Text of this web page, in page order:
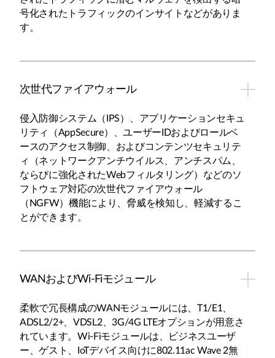
号化されたトラフィックのインサイトなどがありま
す。
次世代ファイアウォール
侵入防御システム（IPS）、アプリケーションセキュ
リティ（AppSecure）、ユーザーIDおよびロールベ
ースのアクセス制御、およびコンテンツセキュリテ
ィ（ネットワークアンチウイルス、アンチスパム、
ならびに強化されたWebフィルタリング）などのソ
フトウェア対応の次世代ファイアウォール
（NGFW）機能により、脅威を検知し、軽減するこ
とができます。
WANおよびWi-Fiモジュール
柔軟で冗長構成のWANモジュールには、T1/E1、
ADSL2/2+、VDSL2、3G/4G LTEオプションが用意さ
れています。Wi-Fiモジュールは、ビジネスユーザ
ー、ゲスト、IoTデバイス向けに802.11ac Wave 2無